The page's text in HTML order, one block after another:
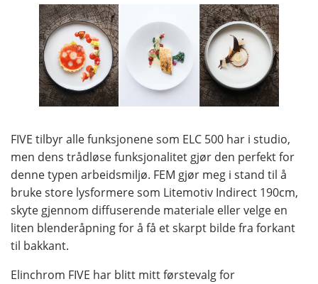
FIVE tilbyr alle funksjonene som ELC 500 har i studio,
men dens trådløse funksjonalitet gjør den perfekt for
denne typen arbeidsmiljø. FEM gjør meg i stand til å
bruke store lysformere som Litemotiv Indirect 190cm,
skyte gjennom diffuserende materiale eller velge en
liten blenderåpning for å få et skarpt bilde fra forkant
til bakkant.
Elinchrom FIVE har blitt mitt førstevalg for